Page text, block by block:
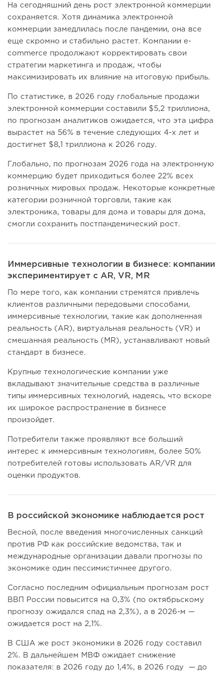
На сегодняшний день рост электронной коммерции
сохраняется. Хотя динамика электронной
коммерции замедлилась после пандемии, она все
еще скромно и стабильно растет. Компании e-
commerce продолжают корректировать свои
стратегии маркетинга и продаж, чтобы
максимизировать их влияние на итоговую прибыль.
По статистике, в 2026 году глобальные продажи
электронной коммерции составили $5,2 триллиона,
по прогнозам аналитиков ожидается, что эта цифра
вырастет на 56% в течение следующих 4-х лет и
достигнет $8,1 триллиона к 2026 году.
Глобально, по прогнозам 2026 года на электронную
коммерцию будет приходиться более 22% всех
розничных мировых продаж. Некоторые конкретные
категории розничной торговли, такие как
электроника, товары для дома и товары для дома,
смогли сохранить постпандемический рост.
Иммерсивные технологии в бизнесе: компании
экспериментирует с AR, VR, MR
По мере того, как компании стремятся привлечь
клиентов различными передовыми способами,
иммерсивные технологии, такие как дополненная
реальность (AR), виртуальная реальность (VR) и
смешанная реальность (MR), устанавливают новый
стандарт в бизнесе.
Крупные технологические компании уже
вкладывают значительные средства в различные
типы иммерсивных технологий, надеясь, что вскоре
их широкое распространение в бизнесе
произойдет.
Потребители также проявляют все больший
интерес к иммерсивным технологиям, более 50%
потребителей готовы использовать AR/VR для
оценки продуктов.
В российской экономике наблюдается рост
Весной, после введения многочисленных санкций
против РФ как российские ведомства, так и
международные организации давали прогнозы по
экономике один пессимистичнее другого.
Согласно последним официальным прогнозам рост
ВВП России повысится на 0,3% (по октябрьскому
прогнозу ожидался спад на 2,3%), а в 2026-м —
ожидается рост на 2,1%.
В США же рост экономики в 2026 году составил
2%. В дальнейшем МВФ ожидает снижение
показателя: в 2026 году до 1,4%, в 2026 году — до